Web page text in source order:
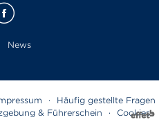
News
·
Häufig gestellte Fragen
& Führerschein · Cookies